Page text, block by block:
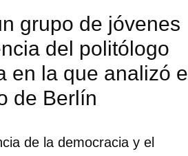
grupo de jóvenes
del politólogo
en la que analizó el
de Berlín
de la democracia y el